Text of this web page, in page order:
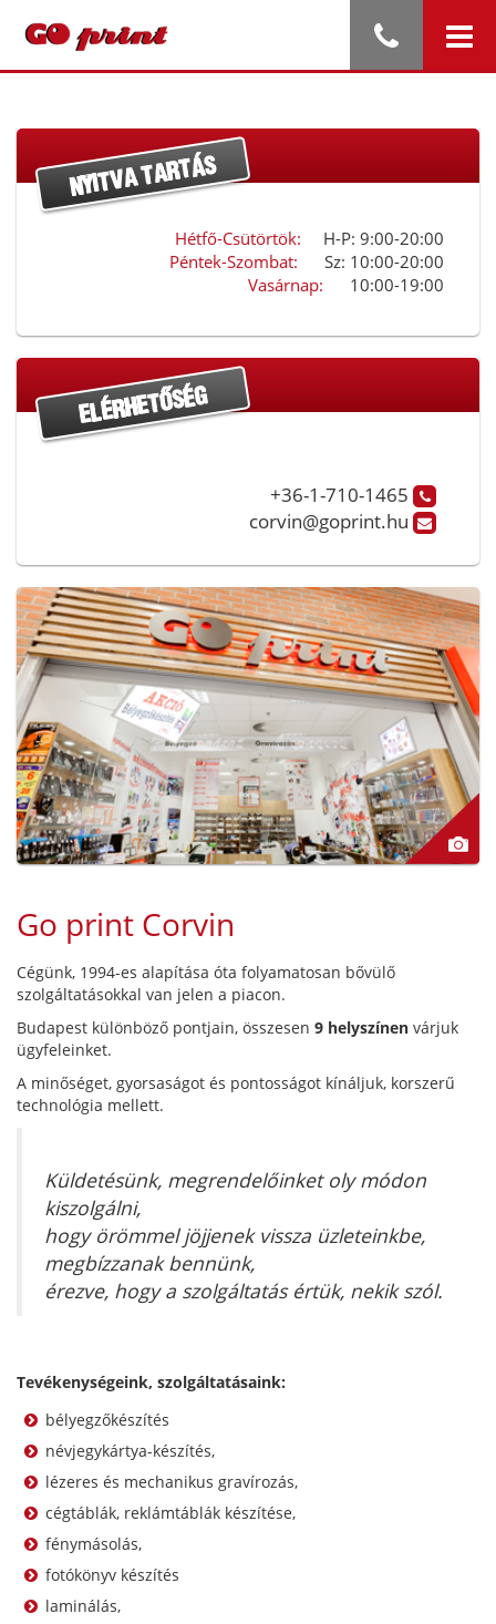
Hétfő-Csütörtök:
H-P: 9:00-20:00
Péntek-Szombat:
Sz: 10:00-20:00
Vasárnap:
10:00-19:00
+36-1-710-1465
corvin@goprint.hu
Go print Corvin
Cégünk, 1994-es alapítása óta folyamatosan bővülő
szolgáltatásokkal van jelen a piacon.
Budapest különböző pontjain, összesen 9 helyszínen várjuk
ügyfeleinket.
A minőséget, gyorsaságot és pontosságot kínáljuk, korszerű
technológia mellett.
Küldetésünk, megrendelőinket oly módon
kiszolgálni,
hogy örömmel jöjjenek vissza üzleteinkbe,
megbízzanak bennünk,
érezve, hogy a szolgáltatás értük, nekik szól.
Tevékenységeink, szolgáltatásaink:
bélyegzőkészítés
névjegykártya-készítés,
lézeres és mechanikus gravírozás,
cégtáblák, reklámtáblák készítése,
fénymásolás,
fotókönyv készítés
laminálás,